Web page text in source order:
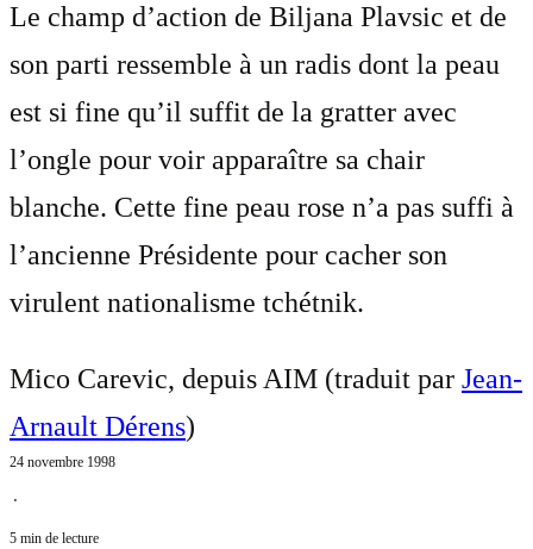
Le champ d’action de Biljana Plavsic et de
son parti ressemble à un radis dont la peau
est si fine qu’il suffit de la gratter avec
l’ongle pour voir apparaître sa chair
blanche. Cette fine peau rose n’a pas suffi à
l’ancienne Présidente pour cacher son
virulent nationalisme tchétnik.
Mico Carevic, depuis AIM (traduit par Jean-
Arnault Dérens)
24 novembre 1998
⋅
5 min de lecture